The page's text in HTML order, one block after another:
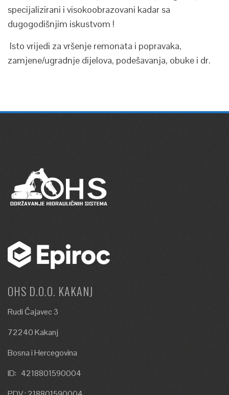
specijalizirani i visokoobrazovani kadar sa
dugogodišnjim iskustvom !
Isto vrijedi za vršenje remonata i popravaka,
zamjene/ugradnje dijelova, podešavanja, obuke i dr.
OHS D.O.O. KAKANJ
Rudi Čajavec 3
72240 Kakanj
Bosna i Hercegovina
ID: 4218801590004